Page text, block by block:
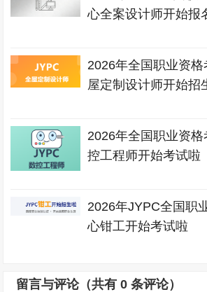
心全案设计师开始报
2026年全国职业资
屋定制设计师开始招
2026年全国职业资
控工程师开始考试啦
2026年JYPC全国职
心钳工开始考试啦
留言与评论（共有0 条评论）